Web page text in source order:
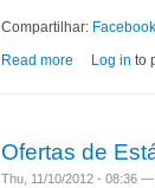
Compartilhar: Facebook
Read more about
Log in to
Ofertas de
Thu, 11/10/2012 - 08:36 —